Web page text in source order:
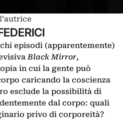
episodi (apparentemente)
Black Mirror,
in cui la gente può
caricando la coscienza
esclude la possibilità di
dal corpo: quali
privo di corporeità?